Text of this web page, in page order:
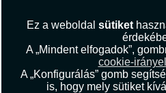
Ez a weboldal sütiket
A „Mindent elfogadok”,
cookie-
A „Konfigurálás” gomb
is, hogy mely sütiket